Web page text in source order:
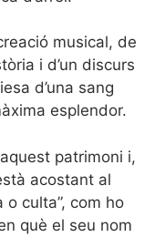
musical, de
i d’un discurs
d’una sang
esplendor.
patrimoni i,
acostant al
culta”, com ho
què el seu nom